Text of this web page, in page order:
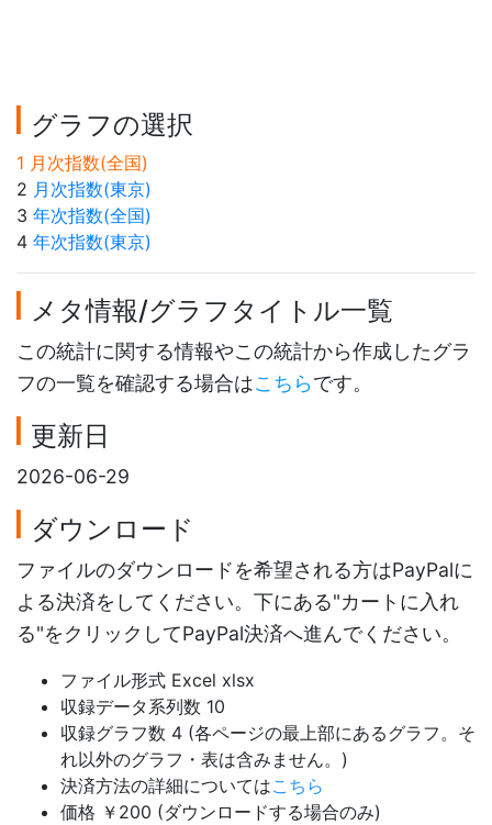
グラフの選択
1 月次指数(全国)
2 月次指数(東京)
3 年次指数(全国)
4 年次指数(東京)
メタ情報/グラフタイトル一覧
この統計に関する情報やこの統計から作成したグラ
フの一覧を確認する場合はこちらです。
更新日
2026-06-29
ダウンロード
ファイルのダウンロードを希望される方はPayPalに
よる決済をしてください。下にある"カートに入れ
る"をクリックしてPayPal決済へ進んでください。
ファイル形式 Excel xlsx
収録データ系列数 10
収録グラフ数 4 (各ページの最上部にあるグラフ。そ
れ以外のグラフ・表は含みません。)
決済方法の詳細についてはこちら
価格 ￥200 (ダウンロードする場合のみ)